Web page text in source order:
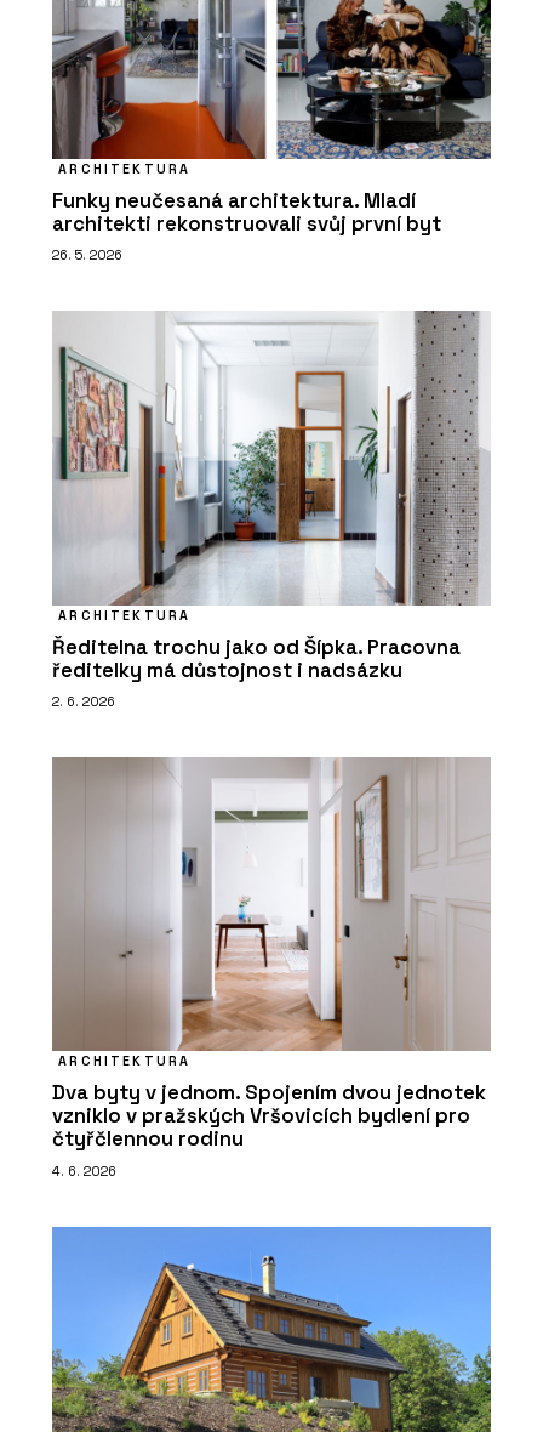
ARCHITEKTURA
Funky neučesaná architektura. Mladí
architekti rekonstruovali svůj první byt
26. 5. 2026
ARCHITEKTURA
Ředitelna trochu jako od Šípka. Pracovna
ředitelky má důstojnost i nadsázku
2. 6. 2026
ARCHITEKTURA
Dva byty v jednom. Spojením dvou jednotek
vzniklo v pražských Vršovicích bydlení pro
čtyřčlennou rodinu
4. 6. 2026